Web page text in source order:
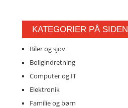
KATEGORIER PÅ SIDEN
Biler og sjov
Boligindretning
Computer og IT
Elektronik
Familie og børn